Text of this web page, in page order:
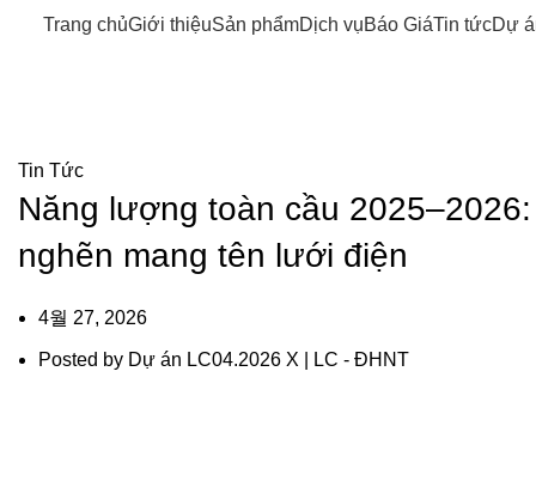
Trang chủGiới thiệuSản phẩmDịch vụBáo GiáTin tứcDự
Tin Tức
Năng lượng toàn cầu
nghẽn mang tên lưới điện
4월 27, 2026
Posted by Dự án LC04.2026 X | LC - ĐHNT